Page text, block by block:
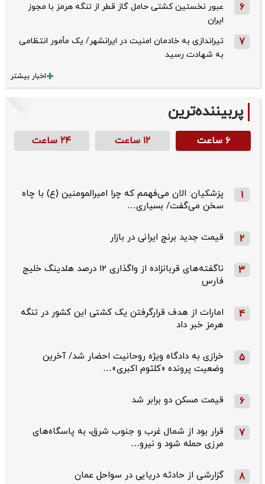
6
عبور نخستین کشتی حامل گاز قطر از تنگه هرمز با مجوز
ایران
7
تیراندازی به خادمان امنیت در ایرانشهر/ یک مأمور انتظامی
به شهادت رسید
اخبار بیشتر
پربیننده‌ترین
۶ ساعت ۱۲ ساعت ۲۴ ساعت
1
پزشکیان: الان می‌فهمم که چرا امیرالمومنین (ع) با چاه
سخن می‌گفت/ بسیاری…
2 قیمت جدید برنج ایرانی در بازار
3
ناگفته‌های قربانزاده از واگذاری ۱۲ درصد هلدینگ خلیج
فارس
4
امارات از هدف قرارگرفتن یک کشتی این کشور در تنگه
هرمز خبر داد
5
خرازی به دادگاه ویژه روحانیت احضار شد/ آخرین
وضعیت پرونده «کلثوم اکبری»…
6 قیمت مسکن دو برابر شد
7
قرار بود از شمال ‌غرب و جنوب‌ شرق، به پاسگاه‌های
مرزی حمله شود و نیرو…
8 گزارشی از حادثه دریایی در سواحل عمان